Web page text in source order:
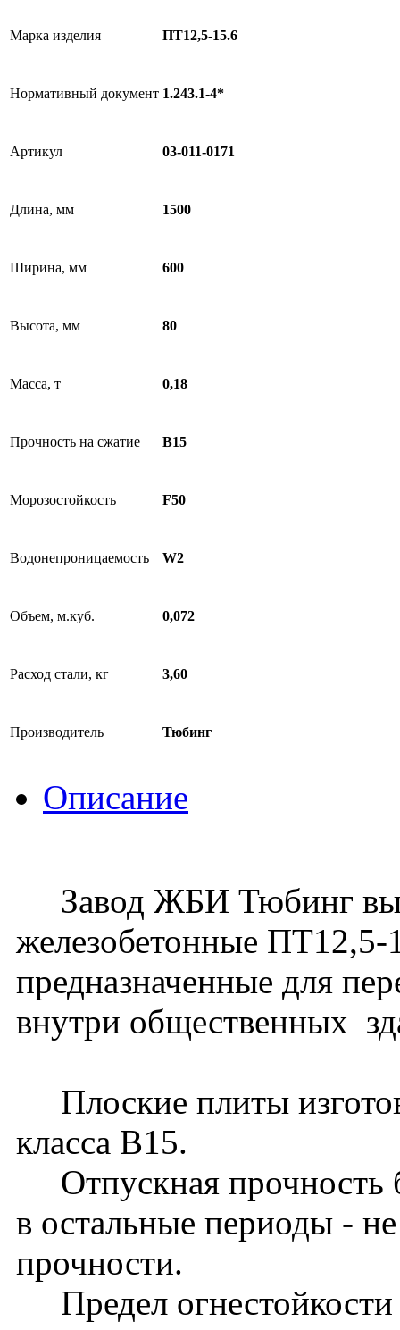
Марка изделия ПТ12,5-15.6
Нормативный документ 1.243.1-4*
Артикул 03-011-0171
Длина, мм 1500
Ширина, мм 600
Высота, мм 80
Масса, т 0,18
Прочность на сжатие B15
Морозостойкость F50
Водонепроницаемость W2
Объем, м.куб. 0,072
Расход стали, кг 3,60
Производитель Тюбинг
Описание
Завод ЖБИ Тюбинг
железобетонные
предназначенные для
внутри общественных
Плоские плиты
класса В15.
Отпускная прочность
в остальные периоды -
прочности.
Предел